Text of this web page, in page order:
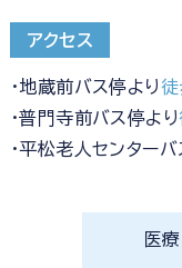
アクセス
・地蔵前バス停より
・普門寺前バス停より
・平松老人センターバ
医